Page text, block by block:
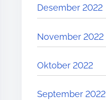
Desember 2022
November 2022
Oktober 2022
September 2022